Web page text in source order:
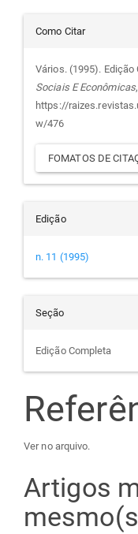
principal
do
artigo
Como Citar
Vários. (1995). Edição
Sociais E Econômicas
https://
w/476
FOMATOS DE
Edição
n. 11 (1995)
Seção
Edição Completa
Ver no arquivo.
Artigos